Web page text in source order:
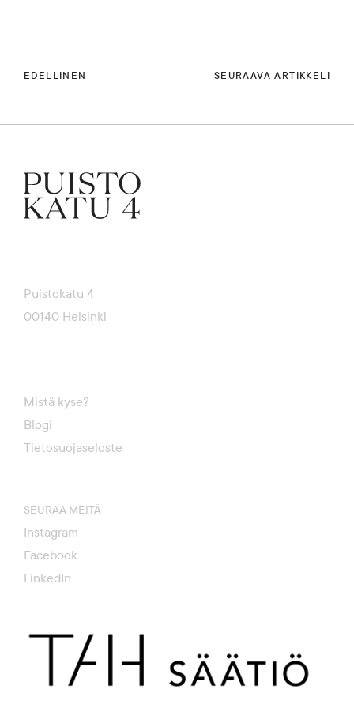
EDELLINEN SEURAAVA ARTIKKELI
Puistokatu 4
00140 Helsinki
Mistä kyse?
Blogi
Tietosuojaseloste
SEURAA MEITÄ
Instagram
Facebook
LinkedIn